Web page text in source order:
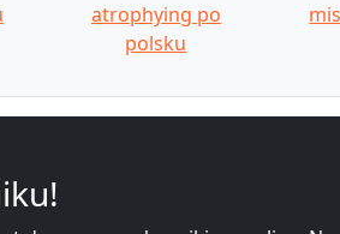
atrophying po
polsku